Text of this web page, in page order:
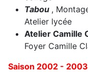
Tabou ,
Atelier lycée
Atelier Camille
Foyer Camille
Saison 2002 - 2003